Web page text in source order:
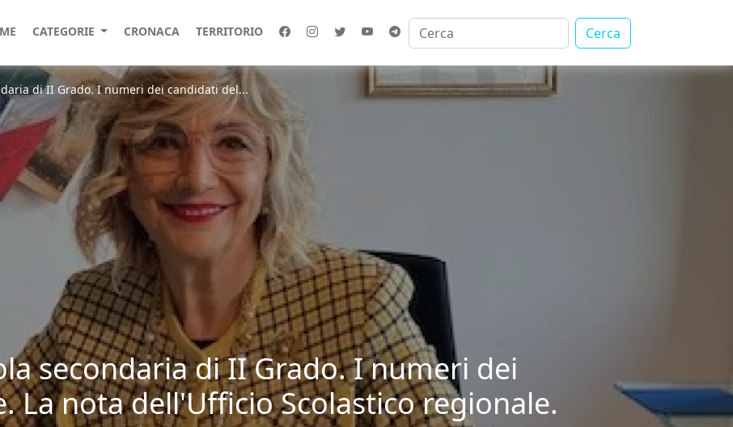
CATEGORIE CRONACA TERRITORIO Cerca
di II Grado. I numeri dei candidati del...
secondaria di II Grado. I numeri dei
La nota dell'Ufficio Scolastico regionale.